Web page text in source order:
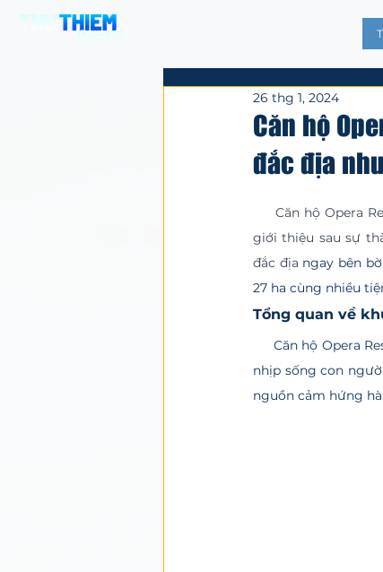
Căn hộ
đắc địa
26 thg 1, 2024
giới thiệu sau sự
đắc địa ngay bên
27 ha cùng nhiều
Tổng quan về
nhịp sống con
nguồn cảm hứng